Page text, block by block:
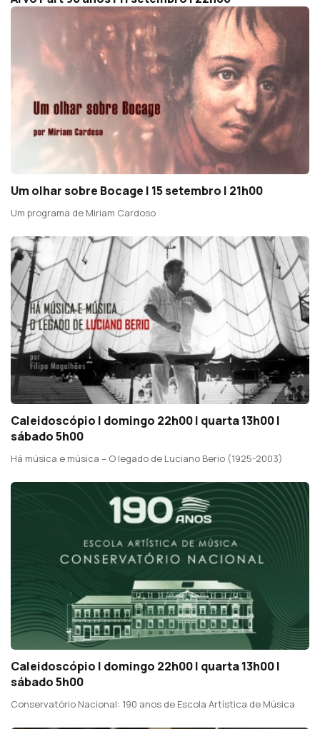
Um olhar sobre Bocage | 15 setembro | 21h00
Um programa de Miriam Cardoso
Caleidoscópio | domingo 22h00 | quarta 13h00 |
sábado 5h00
Há música e música – O legado de Luciano Berio (1925-2003)
Caleidoscópio | domingo 22h00 | quarta 13h00 |
sábado 5h00
Conservatório Nacional: 190 anos de Escola Artística de Música